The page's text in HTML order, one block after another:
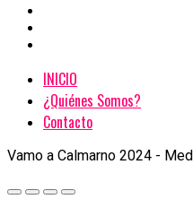
INICIO
¿Quiénes Somos?
Contacto
Vamo a Calmarno 2024 -